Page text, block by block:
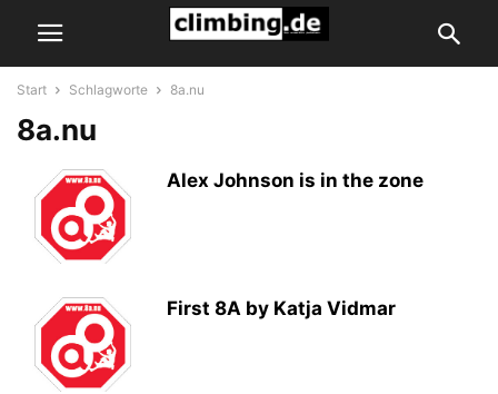
Start Schlagworte 8a.nu
8a.nu
Alex Johnson is in the zone
First 8A by Katja Vidmar